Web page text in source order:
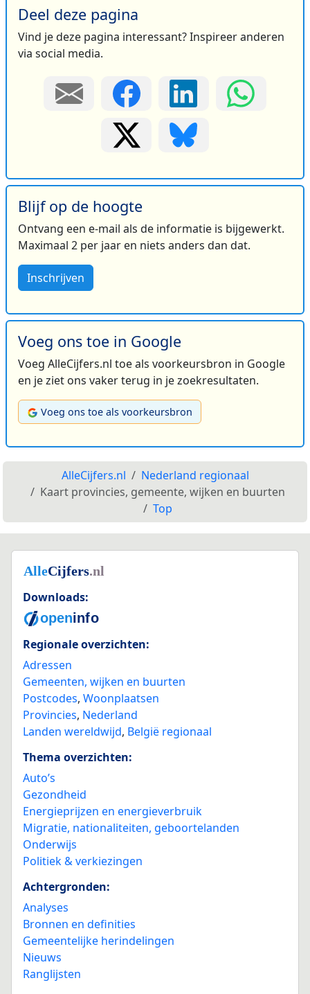
Deel deze pagina
Vind je deze pagina interessant? Inspireer anderen
via social media.
Blijf op de hoogte
Ontvang een e-mail als de informatie is bijgewerkt.
Maximaal 2 per jaar en niets anders dan dat.
Inschrijven
Voeg ons toe in Google
Voeg AlleCijfers.nl toe als voorkeursbron in Google
en je ziet ons vaker terug in je zoekresultaten.
Voeg ons toe als voorkeursbron
AlleCijfers.nl
Nederland regionaal
Kaart provincies, gemeente, wijken en buurten
Top
Downloads:
Regionale overzichten:
Adressen
Gemeenten, wijken en buurten
Postcodes, Woonplaatsen
Provincies, Nederland
Landen wereldwijd, België regionaal
Thema overzichten:
Auto’s
Gezondheid
Energieprijzen en energieverbruik
Migratie, nationaliteiten, geboortelanden
Onderwijs
Politiek & verkiezingen
Achtergronden:
Analyses
Bronnen en definities
Gemeentelijke herindelingen
Nieuws
Ranglijsten